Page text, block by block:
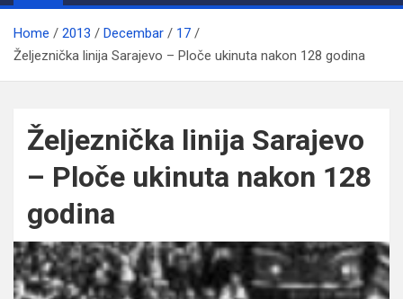
Home 2013 Decembar
17
Željeznička linija Sarajevo – Ploče ukinuta nakon 128 godina
Željeznička linija Sarajevo
– Ploče ukinuta nakon 128
godina